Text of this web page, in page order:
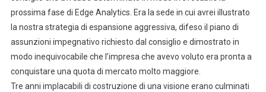
prossima fase di Edge Analytics. Era la sede in cui avrei illustrato
la nostra strategia di espansione aggressiva, difeso il piano di
assunzioni impegnativo richiesto dal consiglio e dimostrato in
modo inequivocabile che l’impresa che avevo voluto era pronta a
conquistare una quota di mercato molto maggiore.
Tre anni implacabili di costruzione di una visione erano culminati